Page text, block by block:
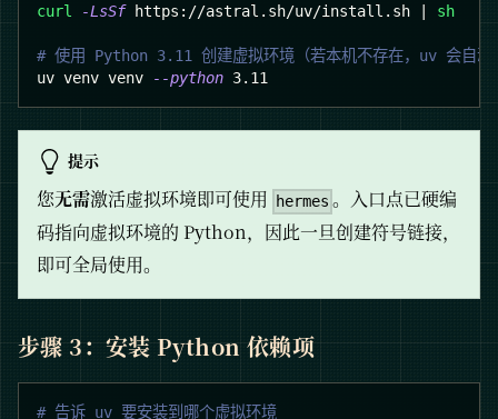
curl
-LsSf https://astral.sh/uv/install.sh sh
# 使用 Python 3.11 创建虚拟环境（若本机不存在，uv 会自动
uv venv venv
--python 3.11
提示
您无需激活虚拟环境即可使用 hermes 。入口点已硬编
码指向虚拟环境的 Python，因此一旦创建符号链接，
即可全局使用。
步骤 3：安装 Python 依赖项
# 告诉 uv 要安装到哪个虚拟环境